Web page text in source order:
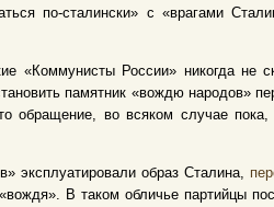
по-сталински» с «врагами
«Коммунисты России» никогда не
памятник «вождю народов»
обращение, во всяком случае
эксплуатировали образ Сталина,
В таком обличье партийцы